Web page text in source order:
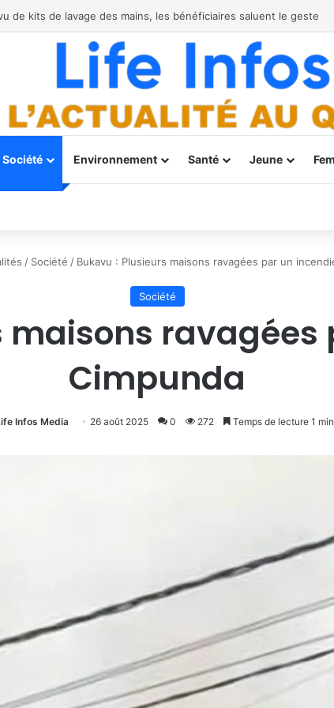
à Bukavu
Société Environnement Santé Jeune
/ Société / Bukavu : Plusieurs maisons ravagées par un
Société
maisons
Cimpunda
Infos Media 26 août 2025 0 272 Temps de lecture 1